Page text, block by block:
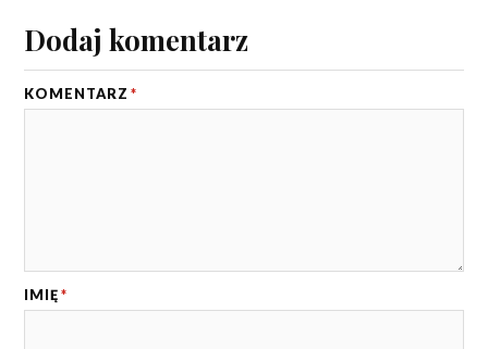
Dodaj komentarz
KOMENTARZ *
IMIĘ *